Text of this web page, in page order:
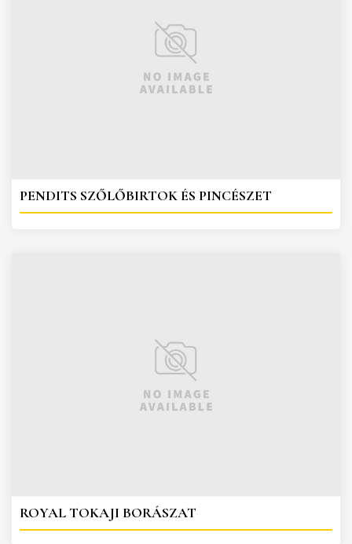
PENDITS SZŐLŐBIRTOK ÉS PINCÉSZET
ROYAL TOKAJI BORÁSZAT